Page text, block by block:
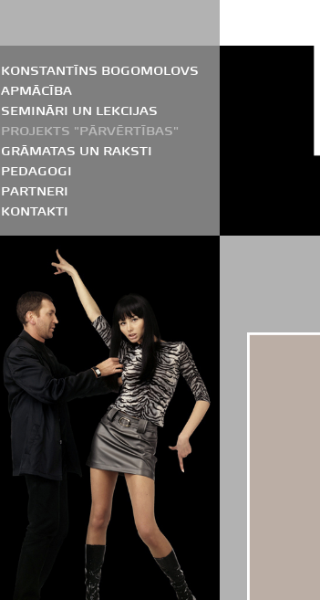
KONSTANTĪNS BOGOMOLOVS
APMĀCĪBA
SEMINĀRI UN LEKCIJAS
PROJEKTS "PĀRVĒRTĪBAS"
GRĀMATAS UN RAKSTI
PEDAGOGI
PARTNERI
KONTAKTI